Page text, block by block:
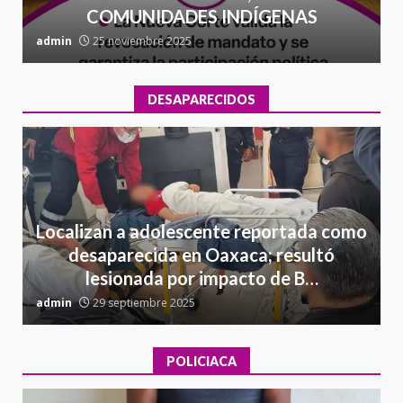
COMUNIDADES INDÍGENAS
admin 25 noviembre 2025
DESAPARECIDOS
Localizan a adolescente reportada como
desaparecida en Oaxaca; resultó
lesionada por impacto de B…
admin 29 septiembre 2025
POLICIACA